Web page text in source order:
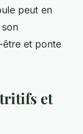
peut en
et ponte
et